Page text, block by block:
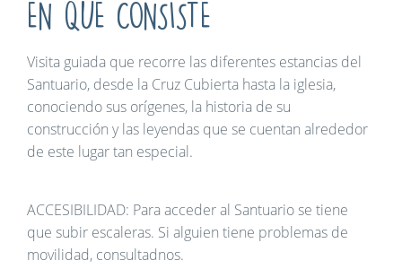
EN QUÉ CONSISTE
Visita guiada que recorre las diferentes estancias del
Santuario, desde la Cruz Cubierta hasta la iglesia,
conociendo sus orígenes, la historia de su
construcción y las leyendas que se cuentan alrededor
de este lugar tan especial.
ACCESIBILIDAD: Para acceder al Santuario se tiene
que subir escaleras. Si alguien tiene problemas de
movilidad, consultadnos.